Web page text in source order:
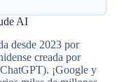
AI
desde 2023 por
creada por
¡Google y